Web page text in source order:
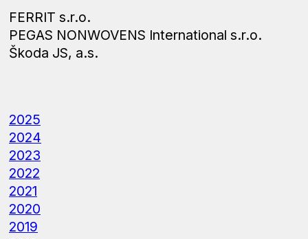
FERRIT s.r.o.
PEGAS NONWOVENS International s.r.o.
Škoda JS, a.s.
2025
2024
2023
2022
2021
2020
2019